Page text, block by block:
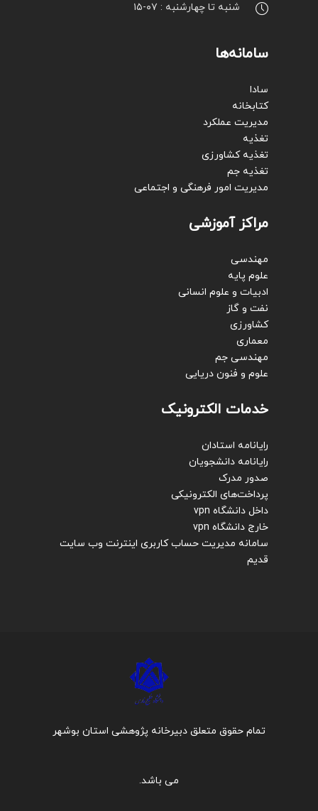
شنبه تا چهارشنبه : ۰۷-۱۵
سامانه‌ها
سادا
کتابخانه
مدیریت عملکرد
تغذیه
تغذیه کشاورزی
تغذیه جم
مدیریت امور فرهنگی و اجتماعی
مراکز آموزشی
مهندسی
علوم پایه
ادبیات و علوم انسانی
نفت و گاز
کشاورزی
معماری
مهندسی جم
علوم و فنون دریایی
خدمات الکترونیک
رایانامه استادان
رایانامه دانشجویان
صدور مدرک
پرداخت‌های الکترونیکی
داخل دانشگاه vpn
خارج دانشگاه vpn
سامانه مدیریت حساب کاربری اینترنت وب سایت
قدیم
تمام حقوق متعلق دبیرخانه پژوهشی استان بوشهر
می باشد.